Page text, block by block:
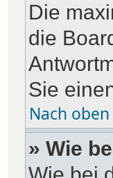
Die
die
Sie
Nach oben
» Wie